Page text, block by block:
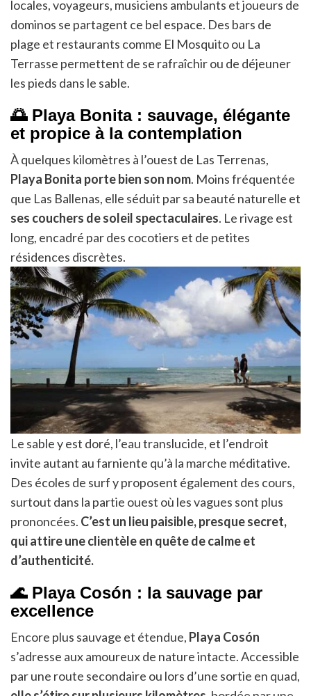
locales, voyageurs, musiciens ambulants et joueurs de
dominos se partagent ce bel espace. Des bars de
plage et restaurants comme El Mosquito ou La
Terrasse permettent de se rafraîchir ou de déjeuner
les pieds dans le sable.
🌅 Playa Bonita : sauvage, élégante
et propice à la contemplation
À quelques kilomètres à l’ouest de Las Terrenas,
Playa Bonita porte bien son nom. Moins fréquentée
que Las Ballenas, elle séduit par sa beauté naturelle et
ses couchers de soleil spectaculaires. Le rivage est
long, encadré par des cocotiers et de petites
résidences discrètes.
Le sable y est doré, l’eau translucide, et l’endroit
invite autant au farniente qu’à la marche méditative.
Des écoles de surf y proposent également des cours,
surtout dans la partie ouest où les vagues sont plus
prononcées. C’est un lieu paisible, presque secret,
qui attire une clientèle en quête de calme et
d’authenticité.
🌊 Playa Cosón : la sauvage par
excellence
Encore plus sauvage et étendue, Playa Cosón
s’adresse aux amoureux de nature intacte. Accessible
par une route secondaire ou lors d’une sortie en quad,